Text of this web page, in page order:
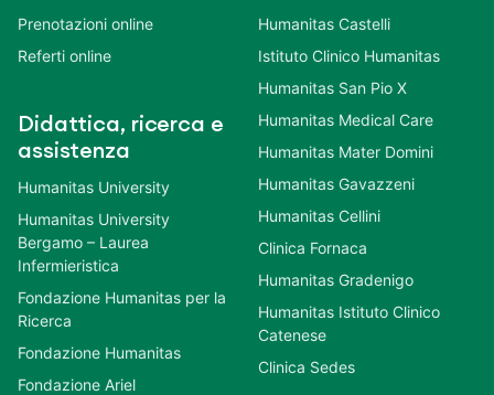
Prenotazioni online
Referti online
Didattica, ricerca e
assistenza
Humanitas University
Humanitas University
Bergamo – Laurea
Infermieristica
Fondazione Humanitas per la
Ricerca
Fondazione Humanitas
Fondazione Ariel
Humanitas Castelli
Istituto Clinico Humanitas
Humanitas San Pio X
Humanitas Medical Care
Humanitas Mater Domini
Humanitas Gavazzeni
Humanitas Cellini
Clinica Fornaca
Humanitas Gradenigo
Humanitas Istituto Clinico
Catenese
Clinica Sedes